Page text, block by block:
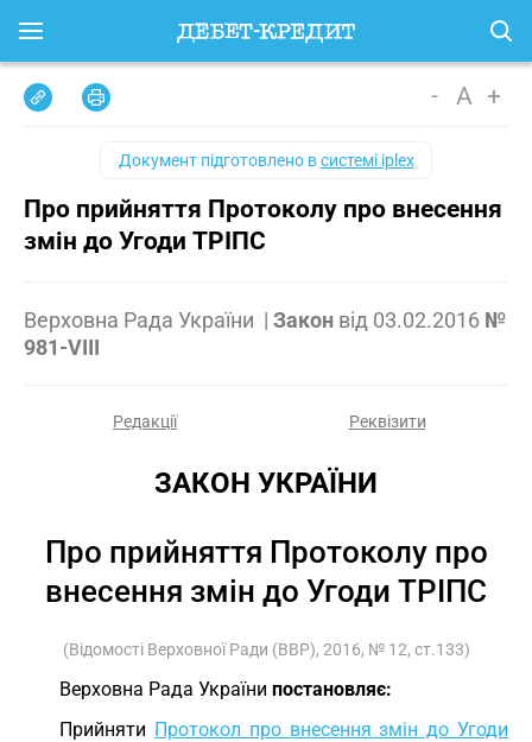
- A +
Документ підготовлено всистемі iplex
Про прийняття Протоколу про внесення
змін до Угоди ТРІПС
Верховна Рада України | Закон від 03.02.2016 №
981-VIII
Редакції Реквізити
ЗАКОН УКРАЇНИ
Про прийняття Протоколу про
внесення змін до Угоди ТРІПС
(Відомості Верховної Ради (ВВР), 2016, № 12, ст.133)
Верховна Рада України постановляє:
Прийняти Протокол про внесення змін до Угоди